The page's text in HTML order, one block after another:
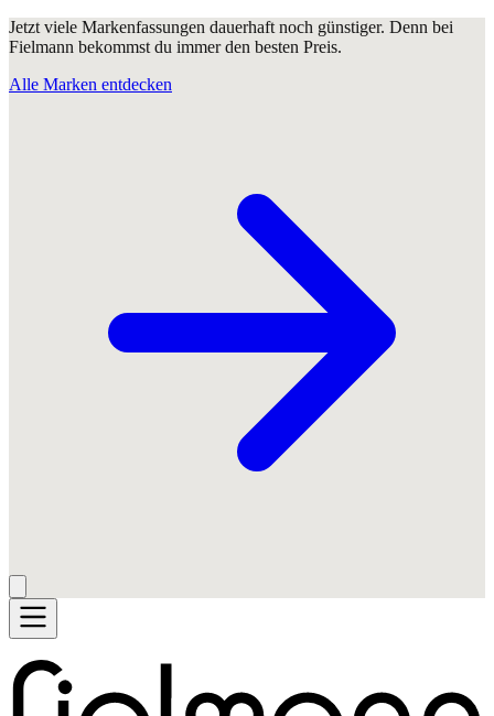
Jetzt viele Markenfassungen dauerhaft noch günstiger. Denn bei
Fielmann bekommst du immer den besten Preis.
Alle Marken entdecken